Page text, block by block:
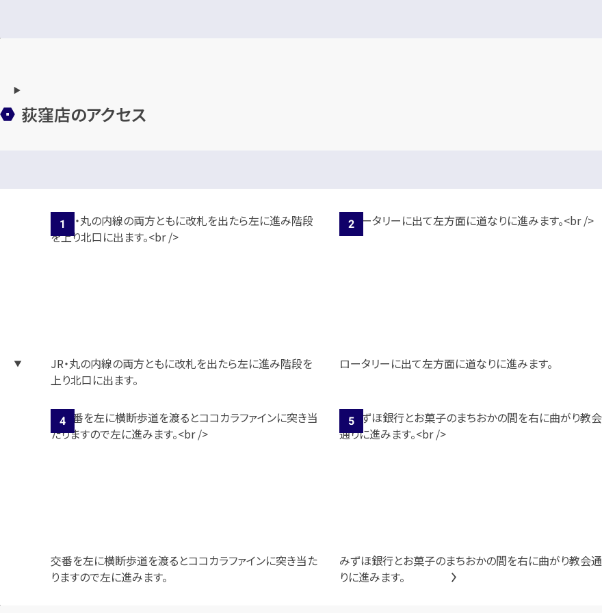
荻窪店のアクセス
JR・丸の内線の両方ともに改札を出たら左に進み階段を
上り北口に出ます。
ロータリーに出て左方面に道なりに進みます。
交番を左に横断歩道を渡るとココカラファインに突き当た
りますので左に進みます。
みずほ銀行とお菓子のまちおかの間を右に曲がり教会通
りに進みます。